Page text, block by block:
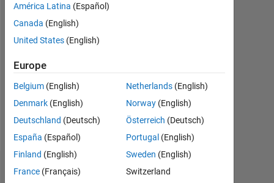
2021
0
Following:
0
Follow
Tableau de bord
América Latina (Español)
Canada (English)
United States (English)
Europe
Belgium (English)
Denmark (English)
Deutschland (Deutsch)
España (Español)
Finland (English)
France (Français)
Netherlands(English)
Norway(English)
Österreich (Deutsch)
Portugal (English)
Sweden (English)
Switzerland